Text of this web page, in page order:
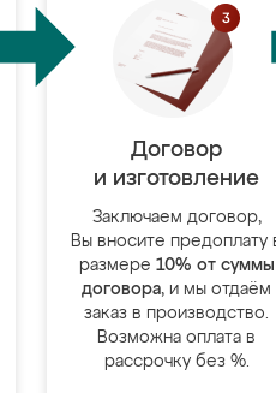
Договор
и изготовление
Заключаем договор,
Вы вносите предоплату
размере 10% от суммы
договора, и мы отдаём
заказ в производство.
Возможна оплата в
рассрочку без %.